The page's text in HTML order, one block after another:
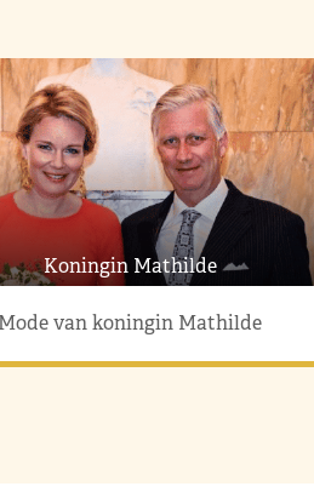
Koningin Mathilde
Mode van koningin Mathilde